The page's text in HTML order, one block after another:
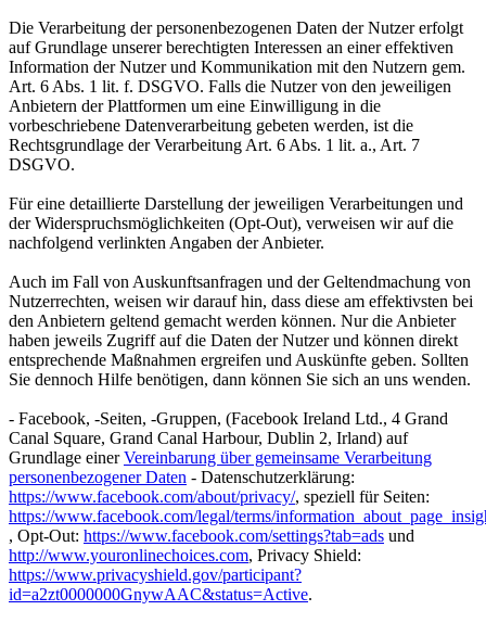
Die Verarbeitung der personenbezogenen Daten der Nutzer erfolgt
auf Grundlage unserer berechtigten Interessen an einer effektiven
Information der Nutzer und Kommunikation mit den Nutzern gem.
Art. 6 Abs. 1 lit. f. DSGVO. Falls die Nutzer von den jeweiligen
Anbietern der Plattformen um eine Einwilligung in die
vorbeschriebene Datenverarbeitung gebeten werden, ist die
Rechtsgrundlage der Verarbeitung Art. 6 Abs. 1 lit. a., Art. 7
DSGVO.
Für eine detaillierte Darstellung der jeweiligen Verarbeitungen und
der Widerspruchsmöglichkeiten (Opt-Out), verweisen wir auf die
nachfolgend verlinkten Angaben der Anbieter.
Auch im Fall von Auskunftsanfragen und der Geltendmachung von
Nutzerrechten, weisen wir darauf hin, dass diese am effektivsten bei
den Anbietern geltend gemacht werden können. Nur die Anbieter
haben jeweils Zugriff auf die Daten der Nutzer und können direkt
entsprechende Maßnahmen ergreifen und Auskünfte geben. Sollten
Sie dennoch Hilfe benötigen, dann können Sie sich an uns wenden.
- Facebook, -Seiten, -Gruppen, (Facebook Ireland Ltd., 4 Grand
Canal Square, Grand Canal Harbour, Dublin 2, Irland) auf
Grundlage einerVereinbarung über gemeinsame Verarbeitung
personenbezogener Daten - Datenschutzerklärung:
https://www.facebook.com/about/privacy/, speziell für Seiten:
https://www.facebook.com/legal/terms/
, Opt-Out: https://www.facebook.com/settings?tab=ads und
http://www.youronlinechoices.com, Privacy Shield:
https://www.privacyshield.gov/participant?
id=a2zt0000000GnywAAC&status=Active.